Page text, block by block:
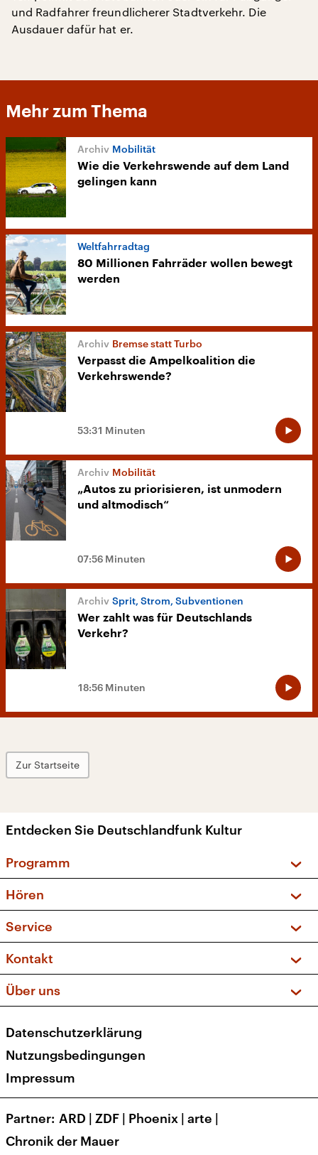
und Radfahrer freundlicherer Stadtverkehr. Die
Ausdauer dafür hat er.
Mehr zum Thema
Mobilität
Wie die Verkehrswende auf dem Land
gelingen kann
Weltfahrradtag
80 Millionen Fahrräder wollen bewegt
werden
Bremse statt Turbo
Verpasst die Ampelkoalition die
Verkehrswende?
53:31 Minuten
Mobilität
„Autos zu priorisieren, ist unmodern
und altmodisch“
07:56 Minuten
Sprit, Strom, Subventionen
Wer zahlt was für Deutschlands
Verkehr?
18:56 Minuten
Zur Startseite
Entdecken Sie Deutschlandfunk Kultur
Programm
Sendungen und Podcasts
Musikliste
Kakadu – Das Kinderprogramm
Hören
Frequenzen (UKW + DAB+)
Service
FAQ
Apps
Newsletter
Kontakt
Social Media
Über uns
Presse
Karriere
Transparenz
Datenschutzerklärung
Nutzungsbedingungen
Impressum
Partner ARD | ZDF | Phoenix | arte |
Chronik der Mauer